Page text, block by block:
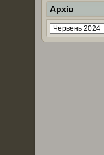
Архів
Архів